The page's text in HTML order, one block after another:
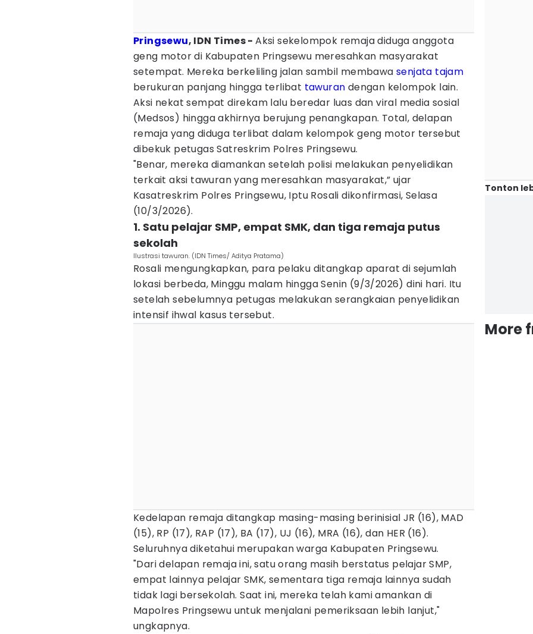
Pringsewu, IDN Times -Aksi sekelompok remaja diduga anggota
geng motor di Kabupaten Pringsewu meresahkan masyarakat
setempat. Mereka berkeliling jalan sambil membawa senjata tajam
berukuran panjang hingga terlibat tawuran dengan kelompok lain.
Aksi nekat sempat direkam lalu beredar luas dan viral media sosial
(Medsos) hingga akhirnya berujung penangkapan. Total, delapan
remaja yang diduga terlibat dalam kelompok geng motor tersebut
dibekuk petugas Satreskrim Polres Pringsewu.
"Benar, mereka diamankan setelah polisi melakukan penyelidikan
terkait aksi tawuran yang meresahkan masyarakat,” ujar
Kasatreskrim Polres Pringsewu, Iptu Rosali dikonfirmasi, Selasa
(10/3/2026).
1. Satu pelajar SMP, empat SMK, dan tiga remaja putus
sekolah
Ilustrasi tawuran. (IDN Times/ Aditya Pratama)
Rosali mengungkapkan, para pelaku ditangkap aparat di sejumlah
lokasi berbeda, Minggu malam hingga Senin (9/3/2026) dini hari. Itu
setelah sebelumnya petugas melakukan serangkaian penyelidikan
intensif ihwal kasus tersebut.
Kedelapan remaja ditangkap masing-masing berinisial JR (16), MAD
(15), RP (17), RAP (17), BA (17), UJ (16), MRA (16), dan HER (16).
Seluruhnya diketahui merupakan warga Kabupaten Pringsewu.
"Dari delapan remaja ini, satu orang masih berstatus pelajar SMP,
empat lainnya pelajar SMK, sementara tiga remaja lainnya sudah
tidak lagi bersekolah. Saat ini, mereka telah kami amankan di
Mapolres Pringsewu untuk menjalani pemeriksaan lebih lanjut,"
ungkapnya.
Tonton
More